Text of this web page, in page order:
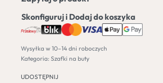
Skonfiguruj i Dodaj do koszyka
Wysyłka w 10–14 dni roboczych
Kategoria: Szafki na buty
UDOSTĘPNIJ